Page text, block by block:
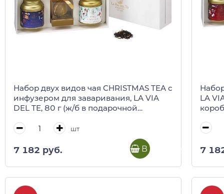
Набор двух видов чая CHRISTMAS TEA с
инфузером для заваривания, LA VIA
DEL TE, 80 г (ж/б в подарочной
шт
7 182 руб. В корзину
LA
7